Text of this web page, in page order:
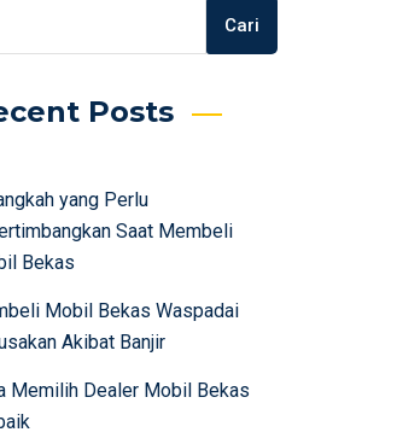
Cari
Posts
yang Perlu
Saat Membeli
Bekas
Mobil Bekas Waspadai
Akibat Banjir
Memilih Dealer Mobil Bekas